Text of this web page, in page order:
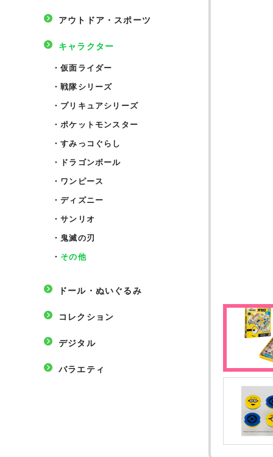
アウトドア・スポーツ
キャラクター
・仮面ライダー
・戦隊シリーズ
・ プリキュアシリーズ
・ ポケットモンスター
・すみっコぐらし
・ ドラゴンボール
・ ワンピース
・ディズニー
・サンリオ
・ 鬼滅の刃
・ その他
ドール・ぬいぐるみ
コレクション
デジタル
バラエティ